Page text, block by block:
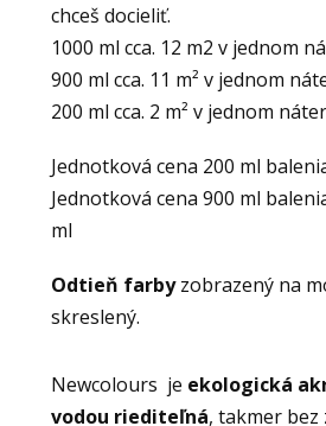
chceš docieliť.
1000 ml cca. 12 m2 v jednom
900 ml cca. 11 m² v jednom
200 ml cca. 2 m² v jednom
Jednotková cena 200 ml
Jednotková cena 900 ml
ml
Odtieň farbyzobrazený na
skreslený.
Newcolours je ekologická
vodou riediteľná, takmer bez